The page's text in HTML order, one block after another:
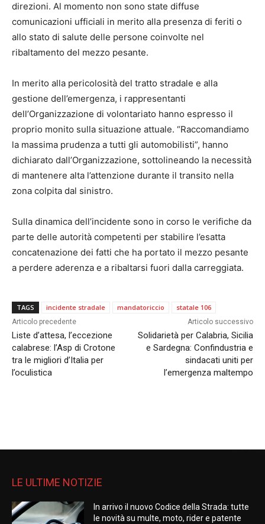
direzioni. Al momento non sono state diffuse
comunicazioni ufficiali in merito alla presenza di feriti o
allo stato di salute delle persone coinvolte nel
ribaltamento del mezzo pesante.
In merito alla pericolosità del tratto stradale e alla
gestione dell’emergenza, i rappresentanti
dell’Organizzazione di volontariato hanno espresso il
proprio monito sulla situazione attuale. “Raccomandiamo
la massima prudenza a tutti gli automobilisti”, hanno
dichiarato dall’Organizzazione, sottolineando la necessità
di mantenere alta l’attenzione durante il transito nella
zona colpita dal sinistro.
Sulla dinamica dell’incidente sono in corso le verifiche da
parte delle autorità competenti per stabilire l’esatta
concatenazione dei fatti che ha portato il mezzo pesante
a perdere aderenza e a ribaltarsi fuori dalla carreggiata.
TAGS incidente stradale mandatoriccio statale 106
Articolo precedente
Liste d’attesa, l’eccezione
calabrese: l’Asp di Crotone
tra le migliori d’Italia per
l’oculistica
Articolo successivo
Solidarietà per Calabria, Sicilia
e Sardegna: Confindustria e
sindacati uniti per
l’emergenza maltempo
LE ULTIME NOTIZIE
In arrivo il nuovo Codice della Strada: tutte
le novità su multe, moto, rider e patente